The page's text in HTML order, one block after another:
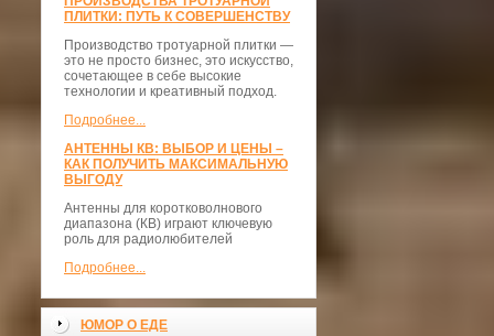
ПЛИТКИ: ПУТЬ К СОВЕРШЕНСТВУ
Производство тротуарной плитки —
это не просто бизнес, это искусство,
сочетающее в себе высокие
технологии и креативный подход.
Подробнее...
АНТЕННЫ КВ: ВЫБОР И ЦЕНЫ –
КАК ПОЛУЧИТЬ МАКСИМАЛЬНУЮ
ВЫГОДУ
Антенны для коротковолнового
диапазона (КВ) играют ключевую
роль для радиолюбителей
Подробнее...
ЮМОР О ЕДЕ